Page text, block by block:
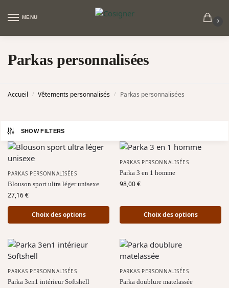
MENU
0
Parkas personnalisées
Accueil / Vêtements personnalisés / Parkas personnalisées
SHOW FILTERS
PARKAS PERSONNALISÉES
Blouson sport ultra léger unisexe
27,16€
Choix des options
PARKAS PERSONNALISÉES
Parka 3 en 1 homme
98,00€
Choix des options
PARKAS PERSONNALISÉES
Parka 3en1 intérieur Softshell
PARKAS PERSONNALISÉES
Parka doublure matelassée